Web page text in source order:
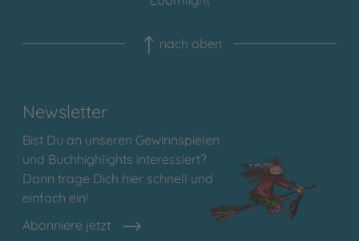
nach oben
Newsletter
Bist Du an unseren Gewinnspielen
und Buchhighlights interessiert?
Dann trage Dich hier schnell und
einfach ein!
Abonniere jetzt